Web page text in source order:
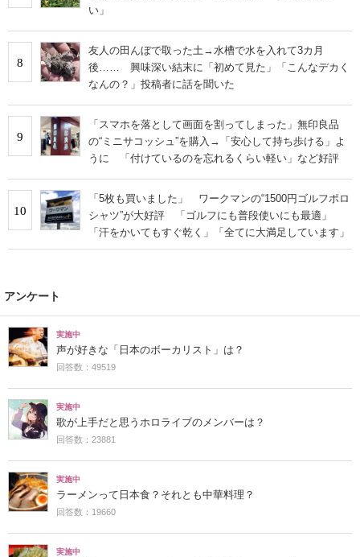
い」
8
友人の田んぼで取った土→水槽で水を入れて3カ月
後…… 興味深い結末に「初めて見た」「こんなデカく
なんの？」投稿者に話を聞いた
9
「スマホを落として画面を割ってしまった」無印良品
の“ミニサコッシュ”を購入→「安心して持ち歩ける」よ
うに 「付けているのを忘れるくらい軽い」など好評
10
「5枚も買いました」 ワークマンの“1500円ゴルフポロ
シャツ”が大好評 「ゴルフにも普段使いにも最適」
「汗をかいてもすぐ乾く」「全てに大満足しています」
アンケート
実施中
声が好きな「日本のボーカリスト」は？
回答数：49519
実施中
歌が上手だと思うホロライブのメンバーは？
回答数：23881
実施中
ラーメンって日本食？それとも中華料理？
回答数：19660
実施中